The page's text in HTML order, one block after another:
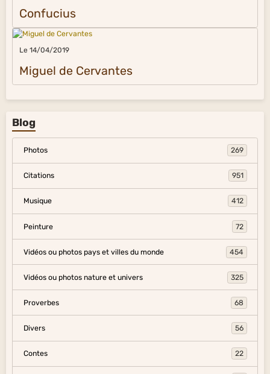
Confucius
Le 14/04/2019
Miguel de Cervantes
Blog
Photos 269
Citations 951
Musique 412
Peinture 72
Vidéos ou photos pays et villes du monde 454
Vidéos ou photos nature et univers 325
Proverbes 68
Divers 56
Contes 22